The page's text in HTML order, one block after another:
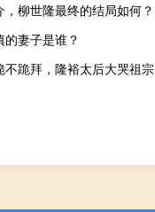
柳世隆最终的结局如何？
妻子是谁？
跪拜，隆裕太后大哭祖宗